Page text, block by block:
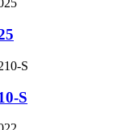
S